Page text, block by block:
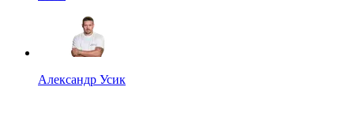
Александр Усик